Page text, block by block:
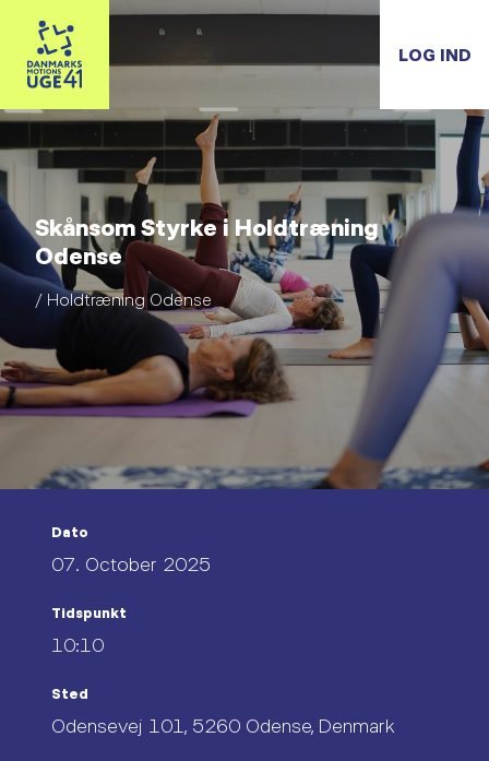
LOG IND
Skånsom Styrke i Holdtræning
Odense
/ Holdtræning Odense
Dato
07. October 2025
Tidspunkt
10:10
Sted
Odensevej 101, 5260 Odense, Denmark